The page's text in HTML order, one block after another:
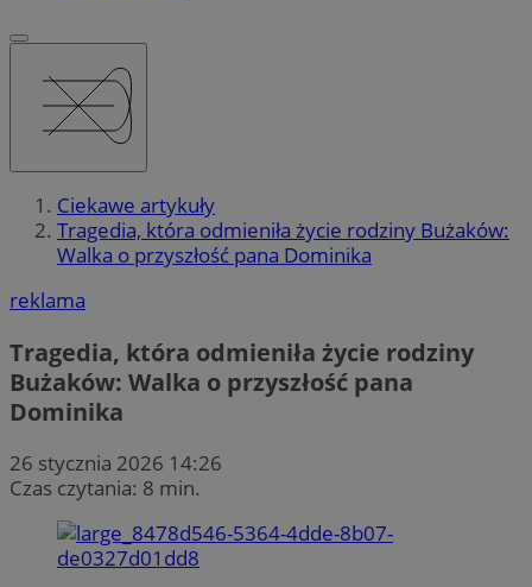
Ciekawe artykuły
Tragedia, która odmieniła życie rodziny Bużaków:
Walka o przyszłość pana Dominika
reklama
Tragedia, która odmieniła życie rodziny
Bużaków: Walka o przyszłość pana
Dominika
26 stycznia 2026 14:26
Czas czytania: 8 min.